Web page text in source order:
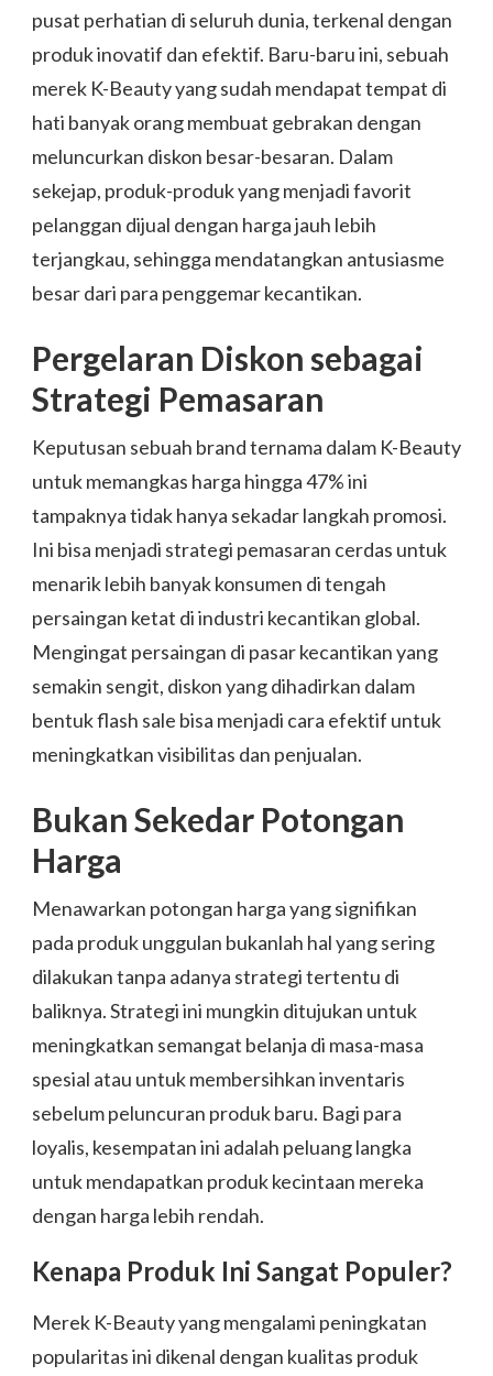
pusat perhatian di seluruh dunia, terkenal dengan
produk inovatif dan efektif. Baru-baru ini, sebuah
merek K-Beauty yang sudah mendapat tempat di
hati banyak orang membuat gebrakan dengan
meluncurkan diskon besar-besaran. Dalam
sekejap, produk-produk yang menjadi favorit
pelanggan dijual dengan harga jauh lebih
terjangkau, sehingga mendatangkan antusiasme
besar dari para penggemar kecantikan.
Pergelaran Diskon sebagai
Strategi Pemasaran
Keputusan sebuah brand ternama dalam K-Beauty
untuk memangkas harga hingga 47% ini
tampaknya tidak hanya sekadar langkah promosi.
Ini bisa menjadi strategi pemasaran cerdas untuk
menarik lebih banyak konsumen di tengah
persaingan ketat di industri kecantikan global.
Mengingat persaingan di pasar kecantikan yang
semakin sengit, diskon yang dihadirkan dalam
bentuk flash sale bisa menjadi cara efektif untuk
meningkatkan visibilitas dan penjualan.
Bukan Sekedar Potongan
Harga
Menawarkan potongan harga yang signifikan
pada produk unggulan bukanlah hal yang sering
dilakukan tanpa adanya strategi tertentu di
baliknya. Strategi ini mungkin ditujukan untuk
meningkatkan semangat belanja di masa-masa
spesial atau untuk membersihkan inventaris
sebelum peluncuran produk baru. Bagi para
loyalis, kesempatan ini adalah peluang langka
untuk mendapatkan produk kecintaan mereka
dengan harga lebih rendah.
Kenapa Produk Ini Sangat Populer?
Merek K-Beauty yang mengalami peningkatan
popularitas ini dikenal dengan kualitas produk